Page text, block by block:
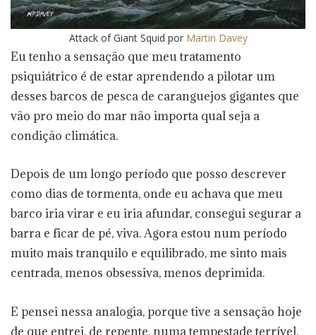
Attack of Giant Squid por Martin Davey
Eu tenho a sensação que meu tratamento
psiquiátrico é de estar aprendendo a pilotar um
desses barcos de pesca de caranguejos gigantes que
vão pro meio do mar não importa qual seja a
condição climática.
Depois de um longo período que posso descrever
como dias de tormenta, onde eu achava que meu
barco iria virar e eu iria afundar, consegui segurar a
barra e ficar de pé, viva. Agora estou num período
muito mais tranquilo e equilibrado, me sinto mais
centrada, menos obsessiva, menos deprimida.
E pensei nessa analogia, porque tive a sensação hoje
de que entrei, de repente, numa tempestade terrível.